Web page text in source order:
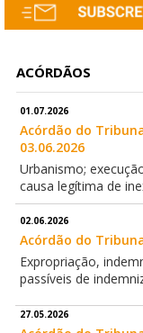
ACÓRDÃOS
01.07.2026
Acórdão do
03.06.2026
Urbanismo;
causa legítima de
02.06.2026
Acórdão do
Expropriação,
passíveis de
27.05.2026